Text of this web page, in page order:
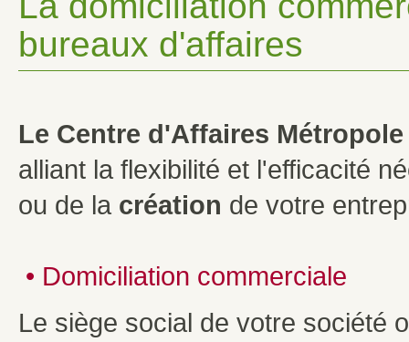
bureaux d'affaires
Le Centre d'Affaires Métropole
alliant la flexibilité et l'efficacité
ou de la création de votre
• Domiciliation commerciale
Le siège social de votre société